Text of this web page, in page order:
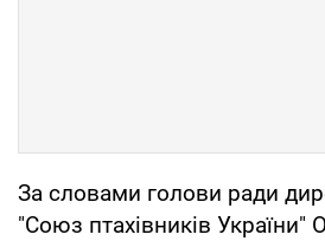
За словами голови ради
"Союз птахівників України"